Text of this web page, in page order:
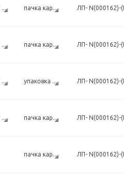
... пачка кар... ЛП- N(000162)-
... пачка кар... ЛП- N(000162)-
... упаковка ... ЛП- N(000162)-
... пачка кар... ЛП- N(000162)-
пачка кар... ЛП- N(000162)-